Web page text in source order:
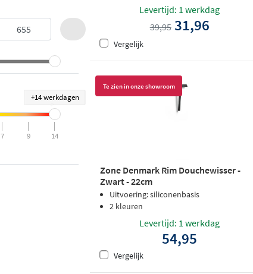
+14 werkdagen
7 9 14
Levertijd: 1 werkdag
39,95 31,96
Vergelijk
Te zien in onze showroom
Zone Denmark Rim Douchewisser -
Zwart - 22cm
Uitvoering: siliconenbasis
2 kleuren
Levertijd: 1 werkdag
54,95
Vergelijk